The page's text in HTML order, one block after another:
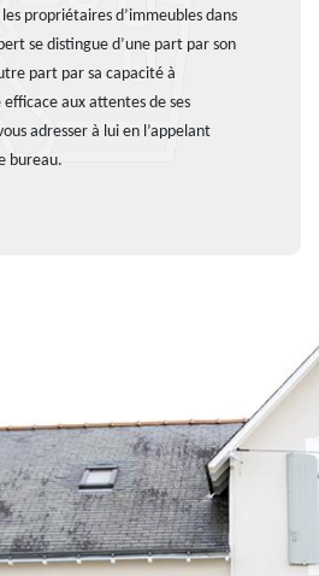
propriétaires d’immeubles dans
se distingue d’une part par son
part par sa capacité à
aux attentes de ses
adresser à lui en l’appelant
bureau.